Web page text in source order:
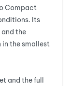
Compact
Its
the
in the smallest
and the full